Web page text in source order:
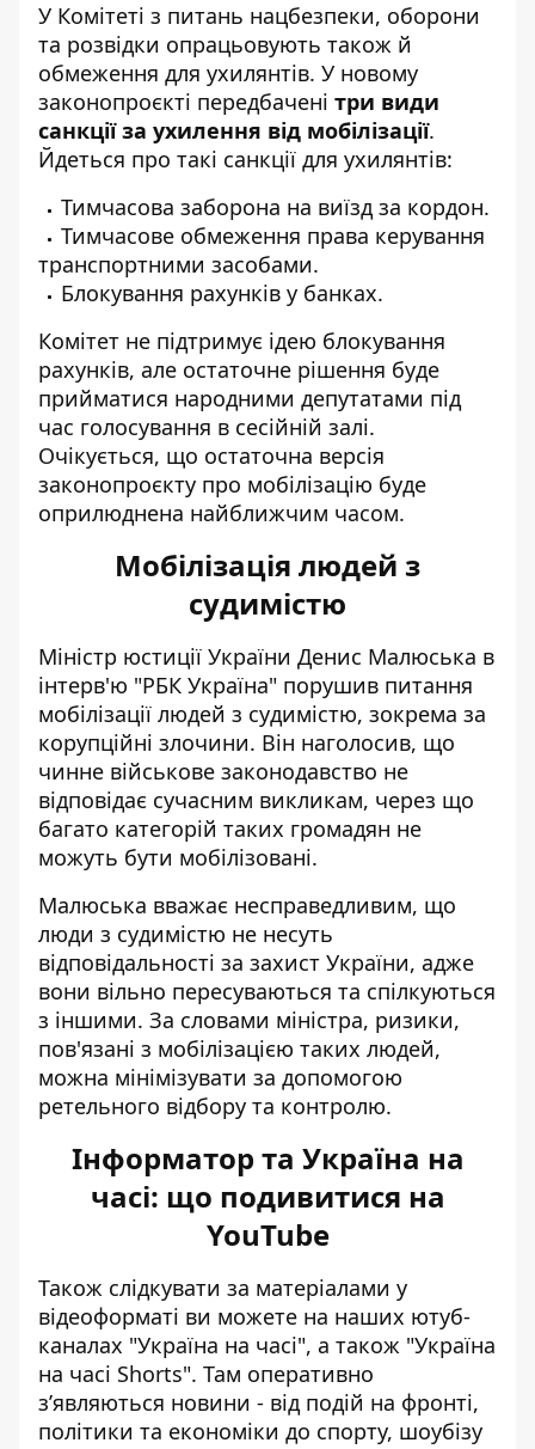
У Комітеті з питань нацбезпеки, оборони
та розвідки опрацьовують також й
обмеження для ухилянтів. У новому
законопроєкті передбачені три види
санкції за ухилення від мобілізації.
Йдеться про такі санкції для ухилянтів:
Тимчасова заборона на виїзд за кордон.
Тимчасове обмеження права керування
транспортними засобами.
Блокування рахунків у банках.
Комітет не підтримує ідею блокування
рахунків, але остаточне рішення буде
прийматися народними депутатами під
час голосування в сесійній залі.
Очікується, що остаточна версія
законопроєкту про мобілізацію буде
оприлюднена найближчим часом.
Мобілізація людей з
судимістю
Міністр юстиції України Денис Малюська в
інтерв'ю "РБК Україна" порушив питання
мобілізації людей з судимістю, зокрема за
корупційні злочини. Він наголосив, що
чинне військове законодавство не
відповідає сучасним викликам, через що
багато категорій таких громадян не
можуть бути мобілізовані.
Малюська вважає несправедливим, що
люди з судимістю не несуть
відповідальності за захист України, адже
вони вільно пересуваються та спілкуються
з іншими. За словами міністра, ризики,
пов'язані з мобілізацією таких людей,
можна мінімізувати за допомогою
ретельного відбору та контролю.
Інформатор та Україна на
часі: що подивитися на
YouTube
Також слідкувати за матеріалами у
відеоформаті ви можете на наших ютуб-
каналах "Україна на часі", а також "Україна
на часі Shorts". Там оперативно
зʼявляються новини - від подій на фронті,
політики та економіки до спорту, шоубізу